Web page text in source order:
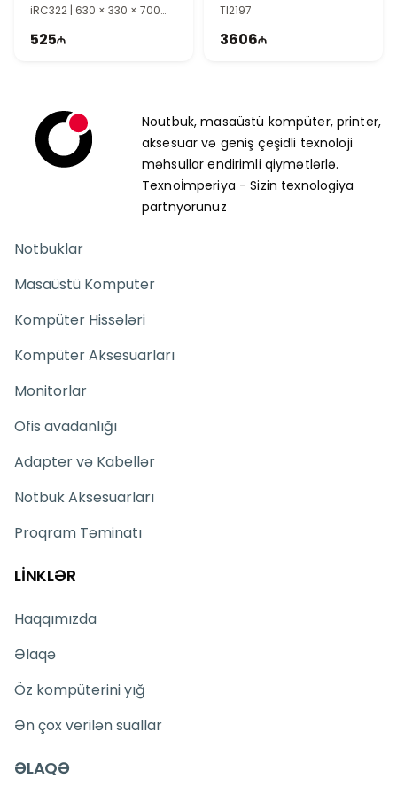
iRC322 | 630 × 330 × 700
525
TI2197
3606
Noutbuk, masaüstü kompüter, printer,
aksesuar və geniş çeşidli texnoloji
məhsullar endirimli qiymətlərlə.
Texnoİmperiya - Sizin texnologiya
partnyorunuz
Notbuklar
Masaüstü Komputer
Kompüter Hissələri
Kompüter Aksesuarları
Monitorlar
Ofis avadanlığı
Adapter və Kabellər
Notbuk Aksesuarları
Proqram Təminatı
LİNKLƏR
Haqqımızda
Əlaqə
Öz kompüterini yığ
Ən çox verilən suallar
ƏLAQƏ